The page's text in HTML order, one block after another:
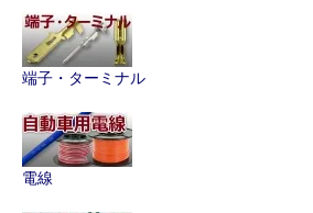
端子・ターミナル
電線